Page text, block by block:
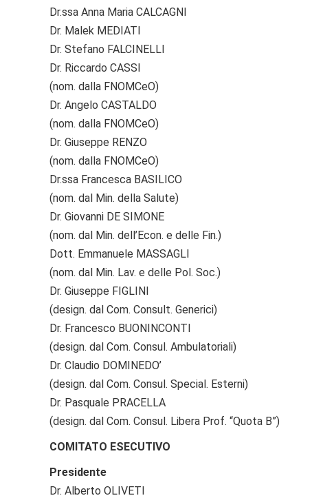
Dr.ssa Anna Maria CALCAGNI
Dr. Malek MEDIATI
Dr. Stefano FALCINELLI
Dr. Riccardo CASSI
(nom. dalla FNOMCeO)
Dr. Angelo CASTALDO
(nom. dalla FNOMCeO)
Dr. Giuseppe RENZO
(nom. dalla FNOMCeO)
Dr.ssa Francesca BASILICO
(nom. dal Min. della Salute)
Dr. Giovanni DE SIMONE
(nom. dal Min. dell’Econ. e delle Fin.)
Dott. Emmanuele MASSAGLI
(nom. dal Min. Lav. e delle Pol. Soc.)
Dr. Giuseppe FIGLINI
(design. dal Com. Consult. Generici)
Dr. Francesco BUONINCONTI
(design. dal Com. Consul. Ambulatoriali)
Dr. Claudio DOMINEDO’
(design. dal Com. Consul. Special. Esterni)
Dr. Pasquale PRACELLA
(design. dal Com. Consul. Libera Prof. “Quota B”)
COMITATO ESECUTIVO
Presidente
Dr. Alberto OLIVETI